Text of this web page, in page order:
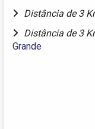
Distância de 3
Distância de 3
Grande